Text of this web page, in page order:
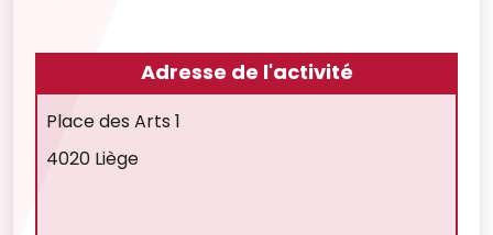
Adresse de l'activité
Place des Arts 1
4020 Liège